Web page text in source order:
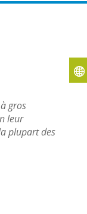
gros
leur
plupart des